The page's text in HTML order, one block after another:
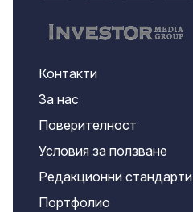
Контакти
За нас
Поверителност
Условия за ползване
Редакционни стандарти
Портфолио